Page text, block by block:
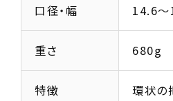
口径・幅 14.6
重さ 680g
特徴 環状の